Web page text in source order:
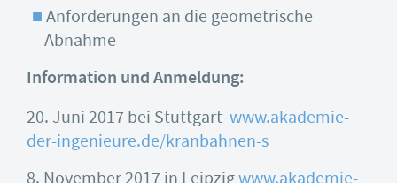
Anforderungen an die geometrische
Abnahme
Information und Anmeldung:
20. Juni 2017 bei Stuttgart www.akademie-
der-ingenieure.de/kranbahnen-s
8. November 2017 in Leipzigwww.akademie-